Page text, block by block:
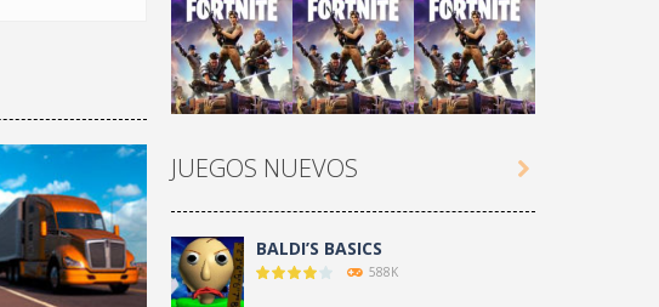
Play Play Play
Play Play Play
JUEGOS NUEVOS
BALDI’S BASICS
588K
